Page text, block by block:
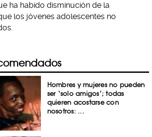
ha habido disminución de la
los jóvenes adolescentes no
Hombres y mujeres no pueden
ser ‘solo amigos’; todas
quieren acostarse con
nosotros: ...